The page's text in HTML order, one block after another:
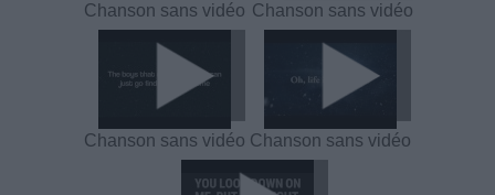
Chanson sans vidéo Chanson sans vidéo
Chanson sans vidéo Chanson sans vidéo